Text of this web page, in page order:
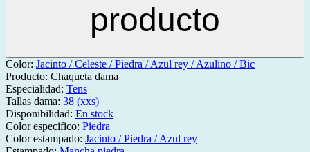
producto
Color: Jacinto / Celeste / Piedra / Azul rey / Azulino / Bic
Producto: Chaqueta dama
Especialidad: Tens
Tallas dama: 38 (xxs)
Disponibilidad: En stock
Color especifico: Piedra
Color estampado: Jacinto / Piedra / Azul rey